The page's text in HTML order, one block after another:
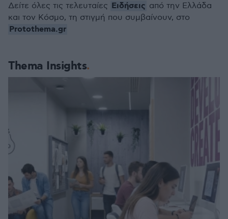
Thema Insights
Δείτε όλες τις τελευταίες Ειδήσεις από την Ελλάδα
και τον Κόσμο, τη στιγμή που συμβαίνουν, στο
Protothema.gr